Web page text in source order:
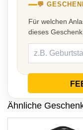
💬
Für welchen
dieses
Ähnliche